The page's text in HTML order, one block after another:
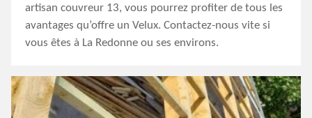
artisan couvreur 13, vous pourrez profiter de tous les
avantages qu’offre un Velux. Contactez-nous vite si
vous êtes à La Redonne ou ses environs.